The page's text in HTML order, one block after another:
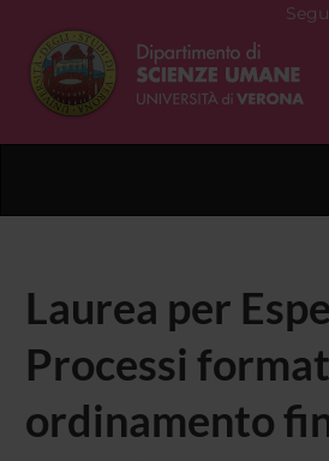
Laurea per
Processi
ordinamento